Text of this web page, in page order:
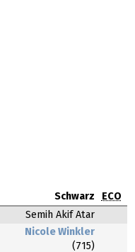
Schwarz
ECO
Semih Akif Atar
Nicole Winkler
(715)